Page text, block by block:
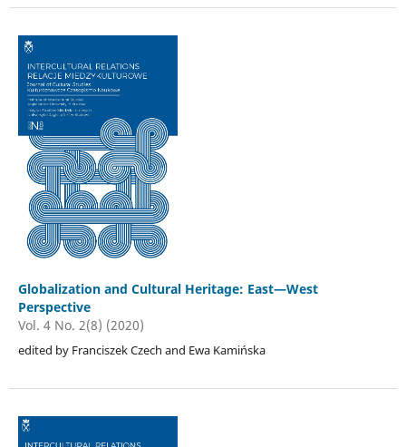
Globalization and Cultural Heritage: East—West
Perspective
Vol. 4 No. 2(8) (2020)
edited by Franciszek Czech and Ewa Kamińska